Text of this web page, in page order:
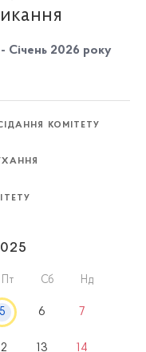
Січень 2026 року
КОМІТЕТУ
Пт Сб Нд
5 6 7
12 13 14